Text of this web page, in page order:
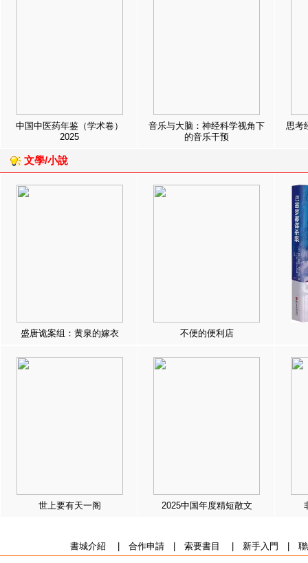
中国中医药年鉴（学术卷）
2025
音乐与大脑：神经科学视角下
的音乐干预
思考
文學/小說
盛唐诡案组：黄泉的嫁衣 不便的便利店
世上要有天一阁 2025中国年度精短散文
書城介紹 合作申請| 索要書目 新手入門